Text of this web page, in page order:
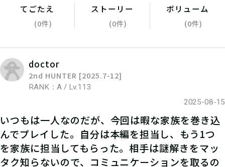
053.謎を解く
てごたえ
(0件)
ストーリー
(0件)
ボリューム
(0件)
doctor
2nd HUNTER [2025.7-12]
RANK：A / Lv.113
2025-08-15
いつもは一人なのだが、今回は暇な家族を巻き込
んでプレイした。自分は本編を担当し、もう1つ
を家族に担当してもらった。相手は謎解きをマッ
タク知らないので、コミュニケーションを取るの